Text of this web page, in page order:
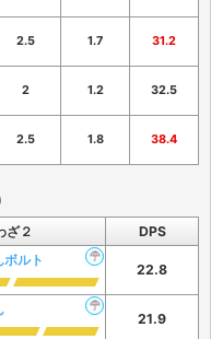
2.5 1.7 31.2
2 1.2 32.5
2.5 1.8 38.4
ざ２ DPS
ボルト
22.8
21.9